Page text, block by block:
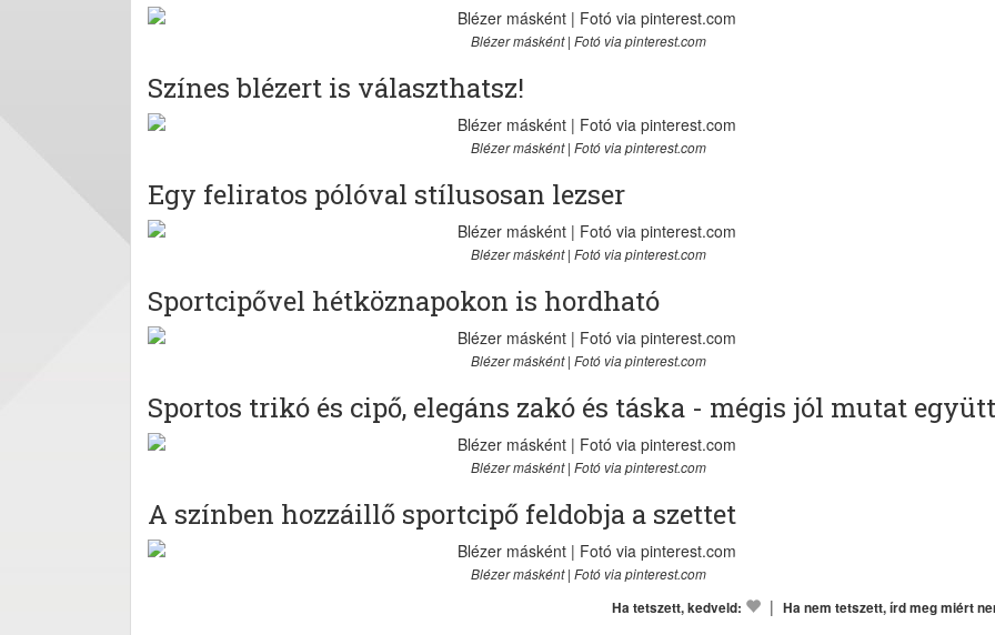
Blézer másként | Fotó via pinterest.com
Színes blézert is választhatsz!
Blézer másként | Fotó via pinterest.com
Egy feliratos pólóval stílusosan lezser
Blézer másként | Fotó via pinterest.com
Sportcipővel hétköznapokon is hordható
Blézer másként | Fotó via pinterest.com
Sportos trikó és cipő, elegáns zakó és táska - mégis jól mutat
Blézer másként | Fotó via pinterest.com
A színben hozzáillő sportcipő feldobja a szettet
Blézer másként | Fotó via pinterest.com
Ha tetszett, kedveld: | Ha nem tetszett, írd meg miért